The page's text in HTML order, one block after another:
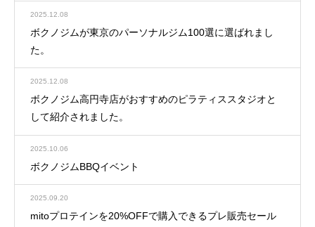
2025.12.08
ボクノジムが東京のパーソナルジム100選に選ばれまし
た。
2025.12.08
ボクノジム高円寺店がおすすめのピラティススタジオと
して紹介されました。
2025.10.06
ボクノジムBBQイベント
2025.09.20
mitoプロテインを20%OFFで購入できるプレ販売セール